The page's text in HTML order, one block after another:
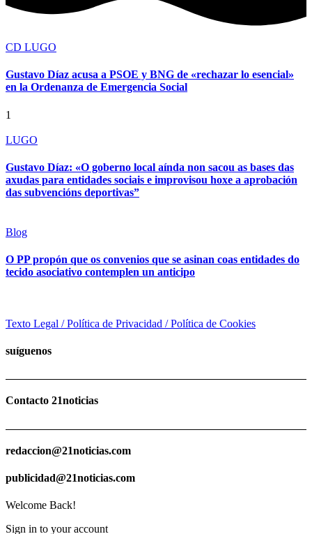
CD LUGO
Gustavo Díaz acusa a PSOE y BNG de «rechazar lo esencial»
en la Ordenanza de Emergencia Social
1
LUGO
Gustavo Díaz: «O goberno local aínda non sacou as bases das
axudas para entidades sociais e improvisou hoxe a aprobación
das subvencións deportivas”
Blog
O PP propón que os convenios que se asinan coas entidades do
tecido asociativo contemplen un anticipo
Texto Legal / Política de Privacidad / Política de Cookies
suíguenos
Contacto 21noticias
redaccion@21noticias.com
publicidad@21noticias.com
Welcome Back!
Sign in to your account